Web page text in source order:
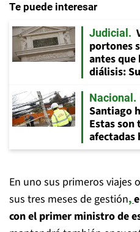
Te puede interesar
Judicial
portones
antes que
diálisis:
Nacional
Santiago
Estas son
afectadas
En uno sus primeros viajes
sus tres meses de gestión,
con el primer ministro de